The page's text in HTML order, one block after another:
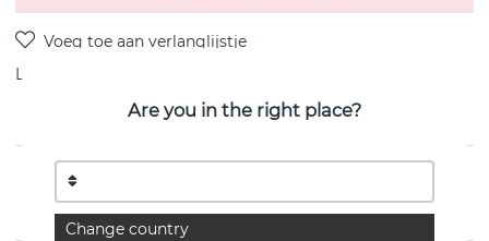
Levering:
PRODUCTOMSCHRIJVING
van het Zweedse Efva Attling
Are you in the right place?
Change country